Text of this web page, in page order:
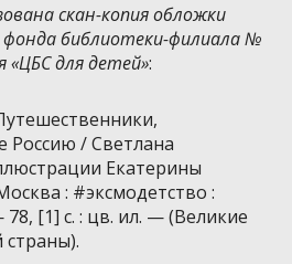
скан-копия обложки
фонда библиотеки-филиала №
«ЦБС для детей»:
Россию / Светлана
Екатерины
: #эксмодетство :
[1] с. : цв. ил. — (Великие